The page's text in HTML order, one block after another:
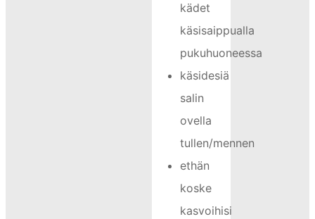
kädet
käsisaippualla
pukuhuoneessa
käsidesiä
salin
ovella
tullen/mennen
ethän
koske
kasvoihisi